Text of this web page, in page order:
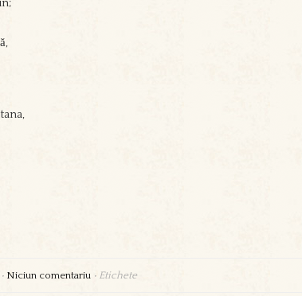
• Niciun comentariu • Etichete